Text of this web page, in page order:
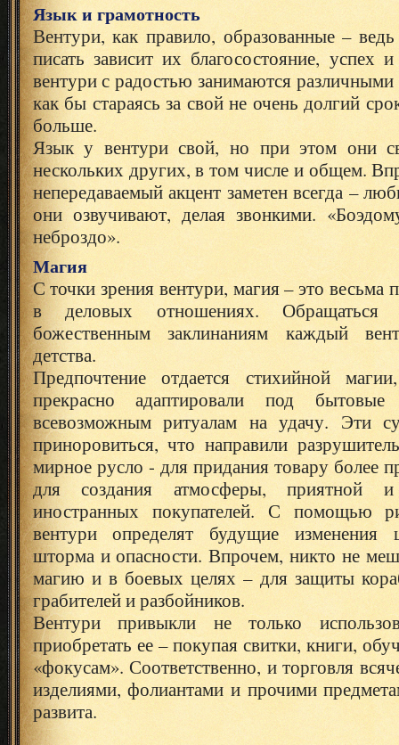
Язык и грамотность
Вентури, как правило, образованные –
писать зависит их благосостояние, успех
вентури с радостью занимаются
как бы стараясь за свой не очень долгий
больше.
Язык у вентури свой, но при этом они
нескольких других, в том числе и общем.
непередаваемый акцент заметен всегда –
они озвучивают, делая звонкими.
неброздо».
Магия
С точки зрения вентури, магия – это весьма
в деловых отношениях.
божественным заклинаниям каждый
детства.
Предпочтение отдается стихийной
прекрасно адаптировали под
всевозможным ритуалам на удачу. Эти
приноровиться, что направили
мирное русло - для придания товару более
для создания атмосферы, приятной
иностранных покупателей. С помощью
вентури определят будущие изменения
шторма и опасности. Впрочем, никто не
магию и в боевых целях – для защиты
грабителей и разбойников.
Вентури привыкли не только
приобретать ее – покупая свитки, книги,
«фокусам». Соответственно, и торговля
изделиями, фолиантами и прочими
развита.